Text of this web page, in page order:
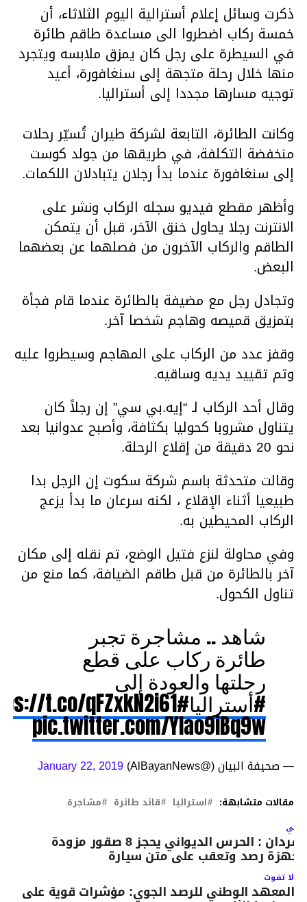
ذكرت وسائل إعلام أسترالية اليوم الثلاثاء، أن
خمسة ركاب اضطروا الى مساعدة طاقم طائرة
في السيطرة على رجل كان يمزق ملابسه ويتجرد
منها خلال رحلة متجهة إلى سنغافورة، أعيد
توجيه مسارها مجددا إلى أستراليا.
وكانت الطائرة، التابعة لشركة طيران تُسيّر رحلات
منخفضة التكلفة، في طريقها من جولد كوست
إلى سنغافورة عندما بدأ رجلان يتبادلان اللكمات.
وأظهر مقطع فيديو سجله الركاب ونشر على
الانترنت رجلا يحاول خنق الآخر، قبل أن يتمكن
الطاقم والركاب الآخرون من فصلهما عن بعضهما
البعض.
وتجادل رجل مع مضيفة بالطائرة عندما قام فجأة
بتمزيق قميصه وهاجم شخصا آخر.
وقفز عدد من الركاب على المهاجم وسيطروا عليه
وتم تقييد يديه وساقيه.
وقال أحد الركاب لـ “إيه.بي سي” إن رجلاً كان
يتناول مشروبا كحوليا بكثافة، وأصبح عدوانيا بعد
نحو 20 دقيقة من إقلاع الرحلة.
وقالت متحدثة باسم شركة سكوت إن الرجل بدا
طبيعيا أثناء الإقلاع ، لكنه سرعان ما بدأ يزعج
الركاب المحيطين به.
وفي محاولة لنزع فتيل الوضع، تم نقله إلى مكان
آخر بالطائرة من قبل طاقم الضيافة، كما منع من
تناول الكحول.
شاهد .. مشاجرة تجبر
طائرة ركاب على قطع
رحلتها والعودة إلى
#أستراليا t.co/qFZxkN2i61#البيان_القارئ_دائما
pic.twitter.com/YIao9iBq9w
— صحيفة البيان (@AlBayanNews) January 22, 2019
مقالات متشابهة: استراليا قائد طائرة مشاجرة
بنقردان : الحرس الديواني يحجز 8 صقور مزودة
رصد وتعقب على متن سيارة
لا تفوت
المعهد الوطني للرصد الجوي: مؤشرات قوية على